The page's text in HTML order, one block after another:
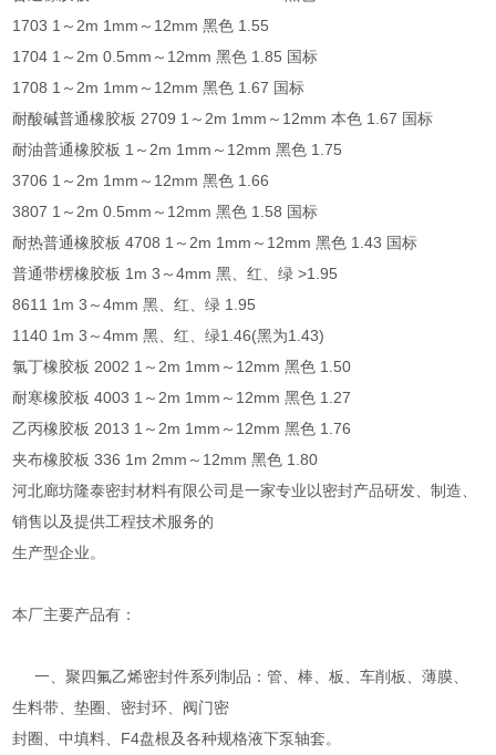
1703 1～2m 1mm～12mm 黑色 1.55
1704 1～2m 0.5mm～12mm 黑色 1.85 国标
1708 1～2m 1mm～12mm 黑色 1.67 国标
耐酸碱普通橡胶板 2709 1～2m 1mm～12mm 本色 1.67 国标
耐油普通橡胶板 1～2m 1mm～12mm 黑色 1.75
3706 1～2m 1mm～12mm 黑色 1.66
3807 1～2m 0.5mm～12mm 黑色 1.58 国标
耐热普通橡胶板 4708 1～2m 1mm～12mm 黑色 1.43 国标
普通带楞橡胶板 1m 3～4mm 黑、红、绿 >1.95
8611 1m 3～4mm 黑、红、绿 1.95
1140 1m 3～4mm 黑、红、绿1.46(黑为1.43)
氯丁橡胶板 2002 1～2m 1mm～12mm 黑色 1.50
耐寒橡胶板 4003 1～2m 1mm～12mm 黑色 1.27
乙丙橡胶板 2013 1～2m 1mm～12mm 黑色 1.76
夹布橡胶板 336 1m 2mm～12mm 黑色 1.80
河北廊坊隆泰密封材料有限公司是一家专业以密封产品研发、制造、
销售以及提供工程技术服务的
生产型企业。
本厂主要产品有：
一、聚四氟乙烯密封件系列制品：管、棒、板、车削板、薄膜、
生料带、垫圈、密封环、阀门密
封圈、中填料、F4盘根及各种规格液下泵轴套。